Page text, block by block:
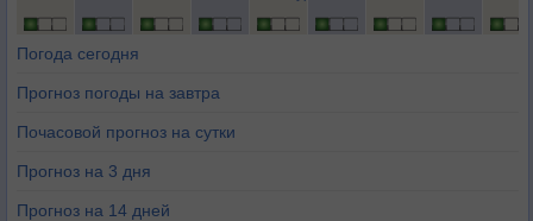
Погода сегодня
Прогноз погоды на завтра
Почасовой прогноз на сутки
Прогноз на 3 дня
Прогноз на 14 дней